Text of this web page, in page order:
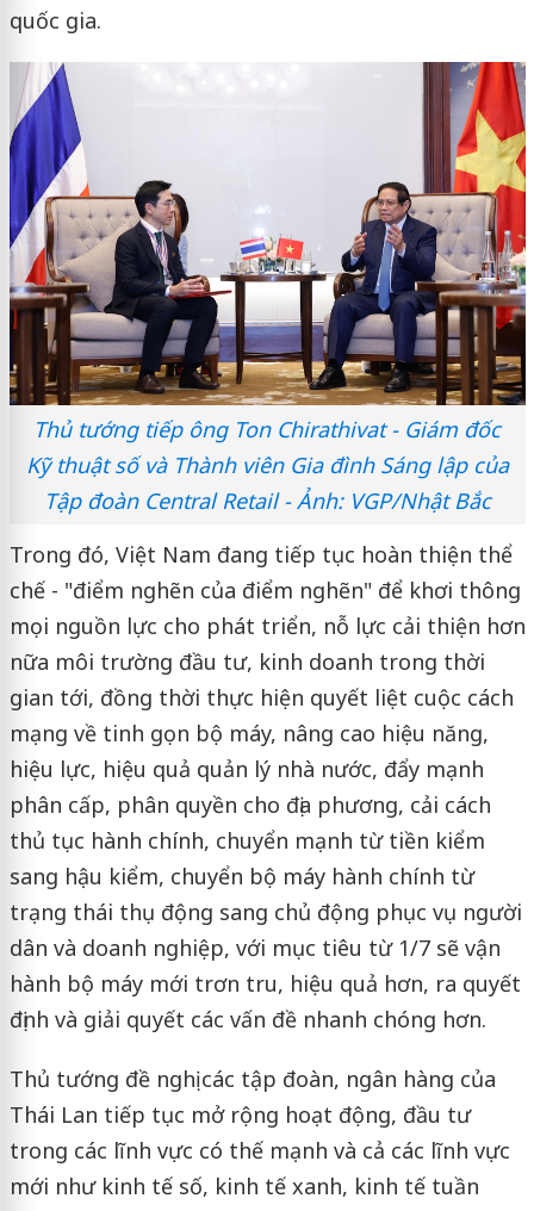
quốc gia.
Thủ tướng tiếp ông Ton Chirathivat - Giám đốc
Kỹ thuật số và Thành viên Gia đình Sáng lập của
Tập đoàn Central Retail - Ảnh: VGP/Nhật Bắc
Trong đó, Việt Nam đang tiếp tục hoàn thiện thể
chế - "điểm nghẽn của điểm nghẽn" để khơi thông
mọi nguồn lực cho phát triển, nỗ lực cải thiện hơn
nữa môi trường đầu tư, kinh doanh trong thời
gian tới, đồng thời thực hiện quyết liệt cuộc cách
mạng về tinh gọn bộ máy, nâng cao hiệu năng,
hiệu lực, hiệu quả quản lý nhà nước, đẩy mạnh
phân cấp, phân quyền cho địa phương, cải cách
thủ tục hành chính, chuyển mạnh từ tiền kiểm
sang hậu kiểm, chuyển bộ máy hành chính từ
trạng thái thụ động sang chủ động phục vụ người
dân và doanh nghiệp, với mục tiêu từ 1/7 sẽ vận
hành bộ máy mới trơn tru, hiệu quả hơn, ra quyết
định và giải quyết các vấn đề nhanh chóng hơn.
Thủ tướng đề nghị các tập đoàn, ngân hàng của
Thái Lan tiếp tục mở rộng hoạt động, đầu tư
trong các lĩnh vực có thế mạnh và cả các lĩnh vực
mới như kinh tế số, kinh tế xanh, kinh tế tuần